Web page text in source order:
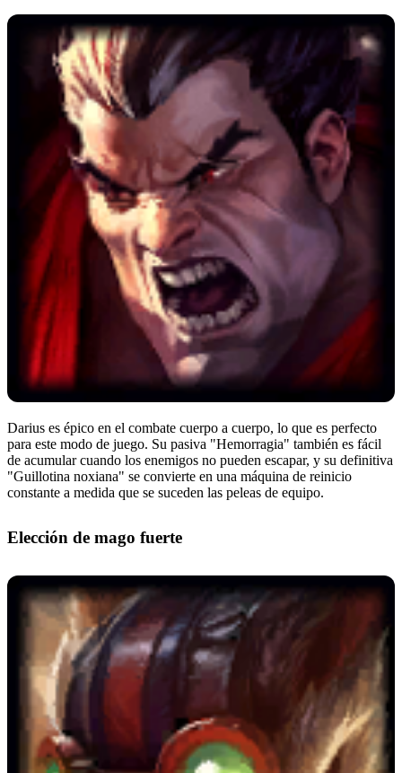
Darius es épico en el combate cuerpo a cuerpo, lo que es perfecto
para este modo de juego. Su pasiva "Hemorragia" también es fácil
de acumular cuando los enemigos no pueden escapar, y su definitiva
"Guillotina noxiana" se convierte en una máquina de reinicio
constante a medida que se suceden las peleas de equipo.
Elección de mago fuerte